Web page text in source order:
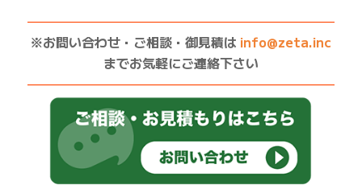
※お問い合わせ・ご相談・御見積は info@zeta.inc
までお気軽にご連絡下さい